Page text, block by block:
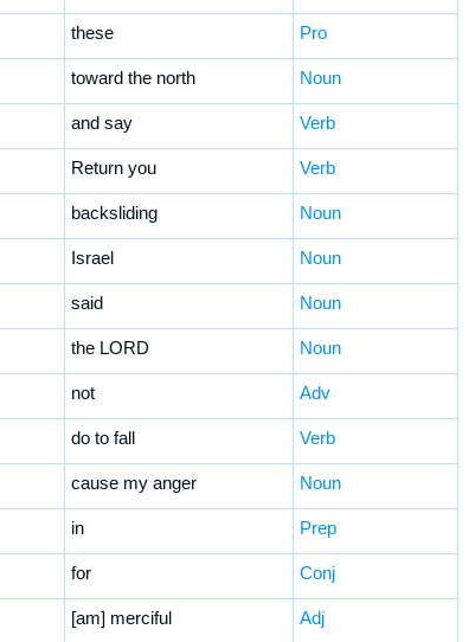
these Pro
toward the north Noun
and say Verb
Return you Verb
backsliding Noun
Israel Noun
said Noun
the LORD Noun
not Adv
do to fall Verb
cause my anger Noun
in Prep
for Conj
[am] merciful Adj